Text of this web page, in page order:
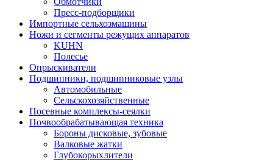
Пресс-подборщики
Импортные сельхозмашины
Ножи и сегменты режущих аппаратов
KUHN
Полесье
Опрыскиватели
Подшипники, подшипниковые узлы
Автомобильные
Сельскохозяйственные
Посевные комплексы-сеялки
Почвообрабатывающая техника
Бороны дисковые, зубовые
Валковые жатки
Глубокорыхлители